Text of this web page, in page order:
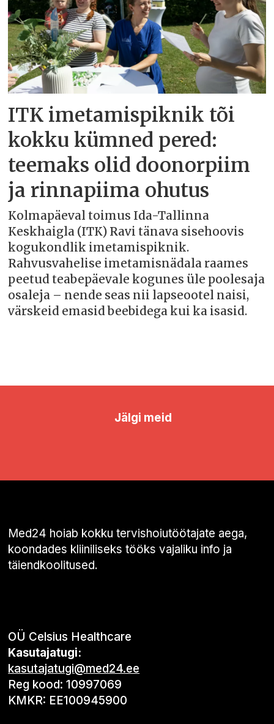
ITK imetamispiknik tõi
kokku kümned pered:
teemaks olid doonorpiim
ja rinnapiima ohutus
Kolmapäeval toimus Ida-Tallinna
Keskhaigla (ITK) Ravi tänava sisehoovis
kogukondlik imetamispiknik.
Rahvusvahelise imetamisnädala raames
peetud teabepäevale kogunes üle poolesaja
osaleja – nende seas nii lapseootel naisi,
värskeid emasid beebidega kui ka isasid.
Jälgi meid
Med24 hoiab kokku tervishoiutöötajate aega,
koondades kliiniliseks tööks vajaliku info ja
täiendkoolitused.
OÜ Celsius Healthcare
Kasutajatugi:
kasutajatugi@med24.ee
Reg kood: 10997069
KMKR: EE100945900